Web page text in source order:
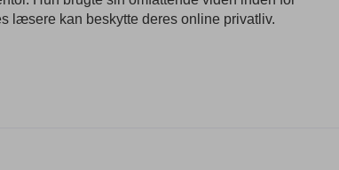
læsere kan beskytte deres online privatliv.